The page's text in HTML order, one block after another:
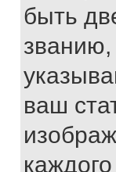
быть
званию,
ваш